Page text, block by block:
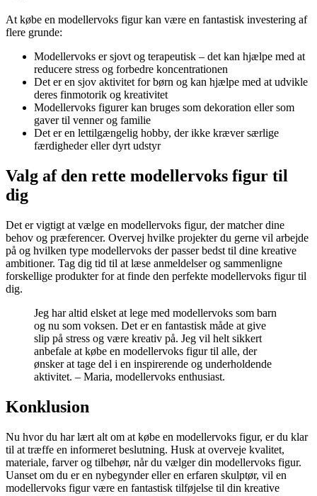
At købe en modellervoks figur kan være en fantastisk investering af
flere grunde:
Modellervoks er sjovt og terapeutisk – det kan hjælpe med at
reducere stress og forbedre koncentrationen
Det er en sjov aktivitet for børn og kan hjælpe med at udvikle
deres finmotorik og kreativitet
Modellervoks figurer kan bruges som dekoration eller som
gaver til venner og familie
Det er en lettilgængelig hobby, der ikke kræver særlige
færdigheder eller dyrt udstyr
Valg af den rette modellervoks figur til
dig
Det er vigtigt at vælge en modellervoks figur, der matcher dine
behov og præferencer. Overvej hvilke projekter du gerne vil arbejde
på og hvilken type modellervoks der passer bedst til dine kreative
ambitioner. Tag dig tid til at læse anmeldelser og sammenligne
forskellige produkter for at finde den perfekte modellervoks figur til
dig.
Jeg har altid elsket at lege med modellervoks som barn
og nu som voksen. Det er en fantastisk måde at give
slip på stress og være kreativ på. Jeg vil helt sikkert
anbefale at købe en modellervoks figur til alle, der
ønsker at tage del i en inspirerende og underholdende
aktivitet. – Maria, modellervoks enthusiast.
Konklusion
Nu hvor du har lært alt om at købe en modellervoks figur, er du klar
til at træffe en informeret beslutning. Husk at overveje kvalitet,
materiale, farver og tilbehør, når du vælger din modellervoks figur.
Uanset om du er en nybegynder eller en erfaren skulptør, vil en
modellervoks figur være en fantastisk tilføjelse til din kreative